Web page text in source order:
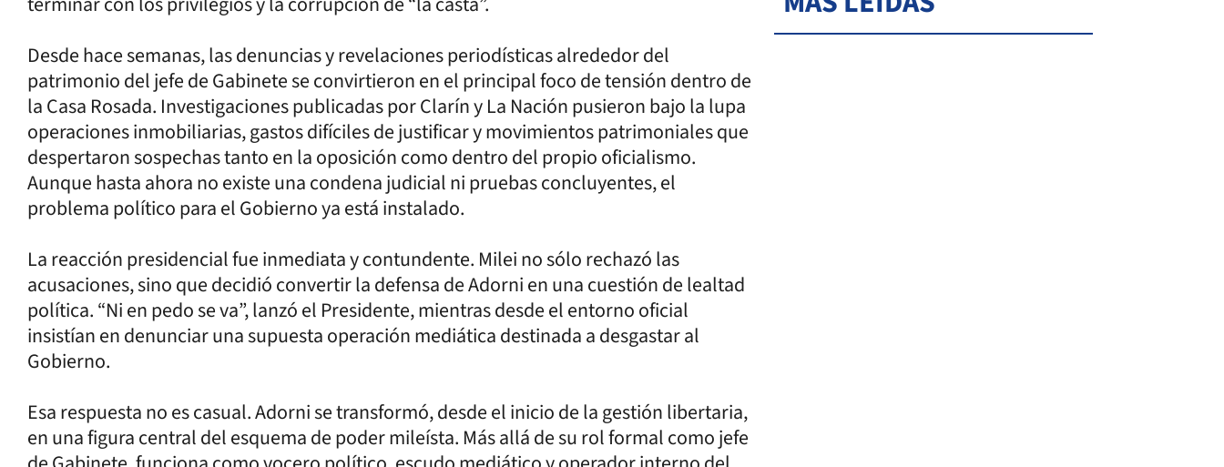
Desde hace semanas, las denuncias y revelaciones periodísticas alrededor del
patrimonio del jefe de Gabinete se convirtieron en el principal foco de tensión dentro de
la Casa Rosada. Investigaciones publicadas por Clarín y La Nación pusieron bajo la lupa
operaciones inmobiliarias, gastos difíciles de justificar y movimientos patrimoniales que
despertaron sospechas tanto en la oposición como dentro del propio oficialismo.
Aunque hasta ahora no existe una condena judicial ni pruebas concluyentes, el
problema político para el Gobierno ya está instalado.
La reacción presidencial fue inmediata y contundente. Milei no sólo rechazó las
acusaciones, sino que decidió convertir la defensa de Adorni en una cuestión de lealtad
política. “Ni en pedo se va”, lanzó el Presidente, mientras desde el entorno oficial
insistían en denunciar una supuesta operación mediática destinada a desgastar al
Gobierno.
Esa respuesta no es casual. Adorni se transformó, desde el inicio de la gestión libertaria,
en una figura central del esquema de poder mileísta. Más allá de su rol formal como jefe